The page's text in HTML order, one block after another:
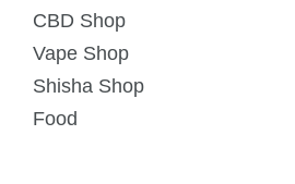
CBD Shop
Vape Shop
Shisha Shop
Food